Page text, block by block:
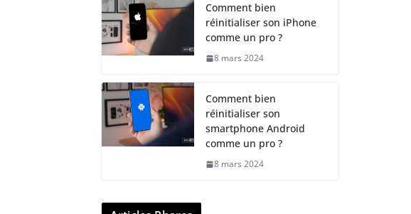
Comment bien
réinitialiser son iPhone
comme un pro ?
8 mars 2024
Comment bien
réinitialiser son
smartphone Android
comme un pro ?
8 mars 2024